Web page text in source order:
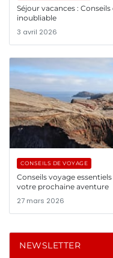
Séjour vacances :
inoubliable
3 avril 2026
CONSEILS DE VOYAGE
Conseils voyage
votre prochaine aventure
27 mars 2026
NEWSLETTER